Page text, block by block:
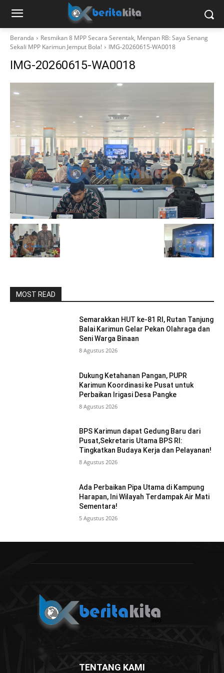
Beranda
Resmikan 8 MPP Secara Serentak, Menpan RB: Saya Senang
Sekali MPP Karimun Jemput Bola!
IMG-20260615-WA0018
IMG-20260615-WA0018
MOST READ
Semarakkan HUT ke-81 RI, Rutan Tanjung
Balai Karimun Gelar Pekan Olahraga dan
Seni Warga Binaan
8 Agustus 2026
Dukung Ketahanan Pangan, PUPR
Karimun Koordinasi ke Pusat untuk
Perbaikan Irigasi Desa Pangke
8 Agustus 2026
BPS Karimun dapat Gedung Baru dari
Pusat,Sekretaris Utama BPS RI:
Tingkatkan Budaya Kerja dan Pelayanan!
8 Agustus 2026
Ada Perbaikan Pipa Utama di Kampung
Harapan, Ini Wilayah Terdampak Air Mati
Sementara!
5 Agustus 2026
TENTANG KAMI